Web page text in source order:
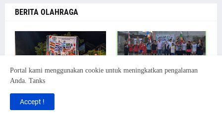
BERITA OLAHRAGA
AMGPM Daerah Bursel
Gelar Turnamen Penalty
Portal kami menggunakan cookie untuk meningkatkan pengalaman
Anda. Tanks
Accept !